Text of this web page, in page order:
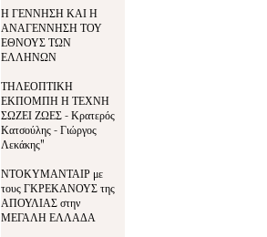
Η ΓΕΝΝΗΣΗ ΚΑΙ Η
ΑΝΑΓΕΝΝΗΣΗ ΤΟΥ
ΕΘΝΟΥΣ ΤΩΝ
ΕΛΛΗΝΩΝ
ΤΗΛΕΟΠΤΙΚΗ
ΕΚΠΟΜΠΗ Η ΤΕΧΝΗ
ΣΩΖΕΙ ΖΩΕΣ - Κρατερός
Κατσούλης - Γιώργος
Λεκάκης"
ΝΤΟΚΥΜΑΝΤΑΙΡ με
τους ΓΚΡΕΚΑΝΟΥΣ της
ΑΠΟΥΛΙΑΣ στην
ΜΕΓΑΛΗ ΕΛΛΑΔΑ